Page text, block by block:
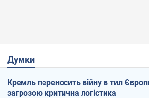
Думки
Кремль переносить війну в тил
загрозою критична логістика